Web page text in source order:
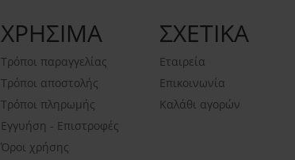
ΧΡΗΣΙΜΑ
Τρόποι παραγγελίας
Τρόποι αποστολής
Τρόποι πληρωμής
Εγγυήση - Επιστροφές
Όροι χρήσης
ΣΧΕΤΙΚΑ
Εταιρεία
Επικοινωνία
Καλάθι αγορών